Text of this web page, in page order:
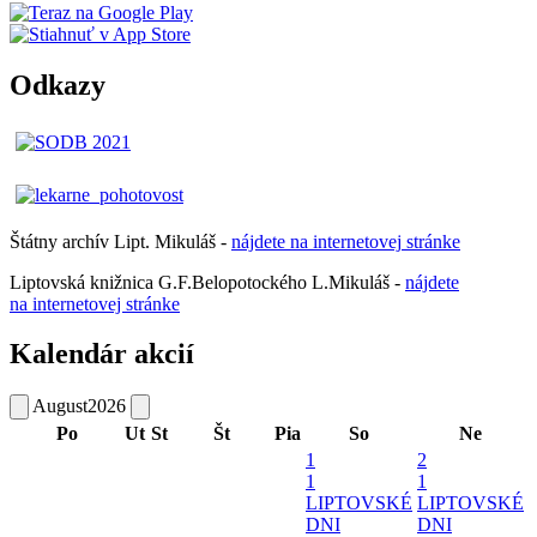
Odkazy
Štátny archív Lipt. Mikuláš - nájdete na internetovej stránke
Liptovská knižnica G.F.Belopotockého L.Mikuláš - nájdete
na internetovej stránke
Kalendár akcií
August2026
Po
Ut St Št Pia So Ne
1
1
LIPTOVSKÉ
DNI
2
1
LIPTOVSKÉ
DNI